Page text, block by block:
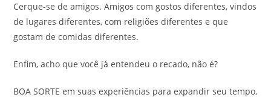
Cerque-se de amigos. Amigos com gostos diferentes, vindos
de lugares diferentes, com religiões diferentes e que
gostam de comidas diferentes.
Enfim, acho que você já entendeu o recado, não é?
BOA SORTE em suas experiências para expandir seu tempo,